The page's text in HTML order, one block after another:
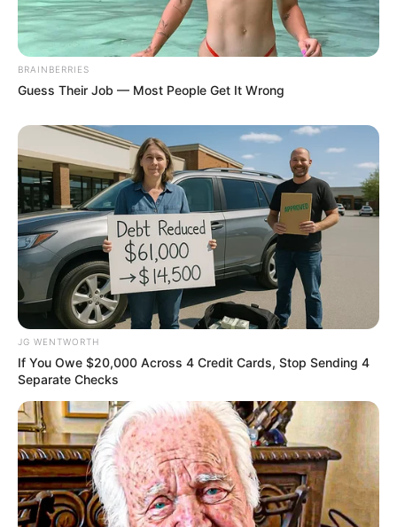
Blood Sugar Is Not From Sweets! Meet The Main
Enemy Of Blood Sugar
GLYCOGEN SUPPORT
$20,000 In Personal Debt? You're Being Bleed Dry
BRAINBERRIES
Guess Their Job — Most People Get It Wrong
JG WENTWORTH
If You Owe $20,000 Across 4 Credit Cards, Stop Sending 4
Separate Checks